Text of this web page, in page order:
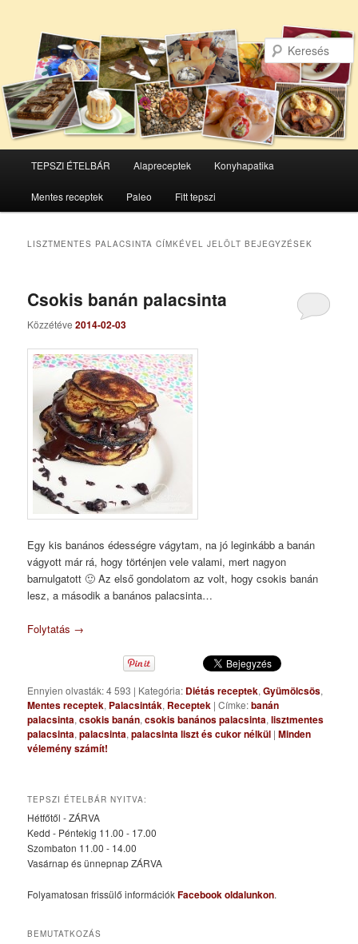
Tovább
az
Tovább
a
TEPSZI ÉTELBÁR Alapreceptek Konyhapatika
Mentes receptek Paleo Fitt tepszi
LISZTMENTES PALACSINTA CÍMKÉVEL JELÖLT BEJEGYZÉSEK
Csokis banán palacsinta
Közzétéve2014-02-03
Egy kis banános édességre vágytam, na jó leginkább a banán
vágyott már rá, hogy történjen vele valami, mert nagyon
barnulgatott 🙂 Az első gondolatom az volt, hogy csokis banán
lesz, a második a banános palacsinta…
Folytatás →
Ennyien olvasták: 4 593 | Kategória: Diétás receptek,Gyümölcsös,
Mentes receptek, Palacsinták, Receptek |Címke:banán
palacsinta,csokis banán,csokis banános palacsinta,lisztmentes
palacsinta,palacsinta,palacsinta liszt és cukor nélkül |Minden
vélemény számít!
TEPSZI ÉTELBÁR NYITVA:
Hétfőtől - ZÁRVA
Kedd - Péntekig 11.00 - 17.00
Szombaton 11.00 - 14.00
Vasárnap és ünnepnap ZÁRVA
Folyamatosan frissülő információkFacebook oldalunkon.
BEMUTATKOZÁS